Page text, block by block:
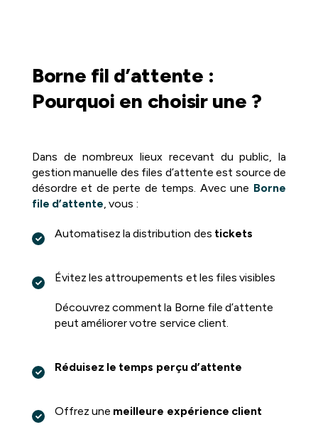
Borne fil d’attente :
Pourquoi en choisir une ?
Dans de nombreux lieux recevant du public, la
gestion manuelle des files d’attente est source de
désordre et de perte de temps. Avec une Borne
file d’attente, vous :
Automatisez la distribution des tickets
Évitez les attroupements et les files visibles
Découvrez comment la Borne file d’attente
peut améliorer votre service client.
Réduisez le temps perçu d’attente
Offrez une meilleure expérience client